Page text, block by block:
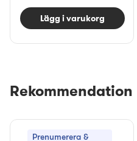
Lägg i varukorg
Rekommendation
Prenumerera &